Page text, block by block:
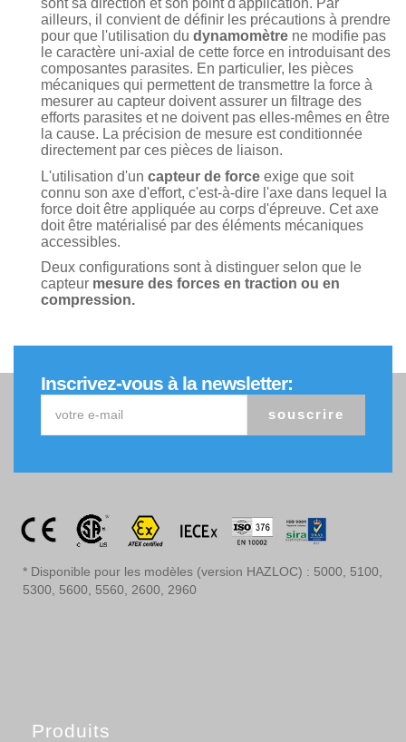
sont sa direction et son point d'application. Par
ailleurs, il convient de définir les précautions à prendre
pour que l'utilisation du dynamomètre ne modifie pas
le caractère uni-axial de cette force en introduisant des
composantes parasites. En particulier, les pièces
mécaniques qui permettent de transmettre la force à
mesurer au capteur doivent assurer un filtrage des
efforts parasites et ne doivent pas elles-mêmes en être
la cause. La précision de mesure est conditionnée
directement par ces pièces de liaison.
L'utilisation d'un capteur de force exige que soit
connu son axe d'effort, c'est-à-dire l'axe dans lequel la
force doit être appliquée au corps d'épreuve. Cet axe
doit être matérialisé par des éléments mécaniques
accessibles.
Deux configurations sont à distinguer selon que le
capteur mesure des forces en traction ou en
compression.
Inscrivez-vous à la newsletter:
souscrire
* Disponible pour les modèles (version HAZLOC) : 5000, 5100,
5300, 5600, 5560, 2600, 2960
Produits